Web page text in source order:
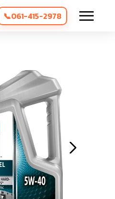
061-415-2978